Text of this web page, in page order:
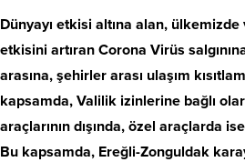
Dünyayı etkisi altına alan,
etkisini artıran Corona Virüs
arasına, şehirler arası ulaşım
kapsamda, Valilik izinlerine bağlı
araçlarının dışında, özel araçlarda
Bu kapsamda, Ereğli-Zonguldak